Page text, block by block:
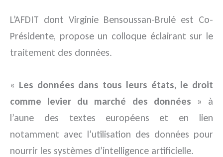
L’AFDIT dont Virginie Bensoussan-Brulé est Co-
Présidente, propose un colloque éclairant sur le
traitement des données.
« Les données dans tous leurs états, le droit
comme levier du marché des données » à
l’aune des textes européens et en lien
notamment avec l’utilisation des données pour
nourrir les systèmes d’intelligence artificielle.